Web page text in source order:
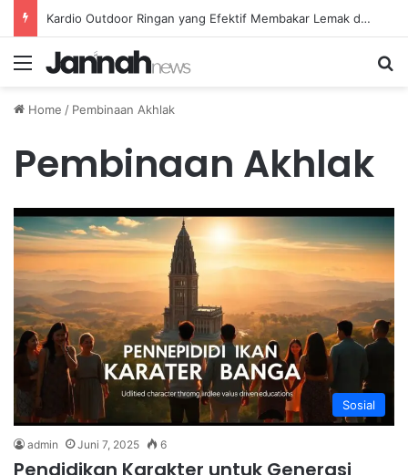
Kardio Outdoor Ringan yang Efektif Membakar Lemak dan Menyegarkan Tubuh Anda
Menu
Home / Pembinaan Akhlak
Pembinaan Akhlak
Sosial
admin Juni 7, 2025 6
Pendidikan Karakter untuk Generasi